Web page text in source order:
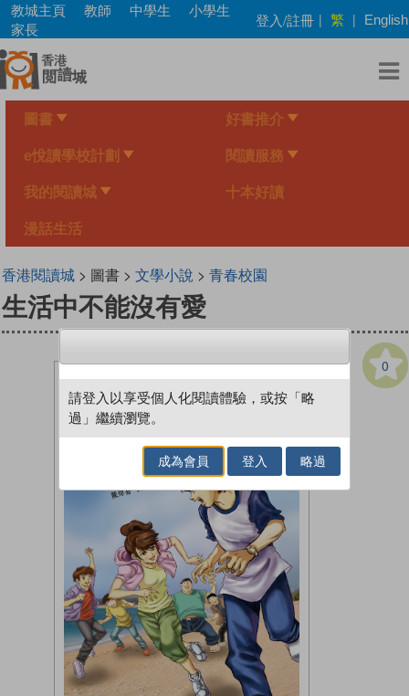
Skip
main
content
教城主頁 教師 中學生
小學生
家長
登入/註冊 | 繁 | English
圖書 好書推介
e悅讀學校計劃 閱讀服務
我的閱讀城 十本好讀
漫話生活
香港閱讀城> 圖書 > 文學小說 > 青春校園
生活中不能沒有愛
0
請登入以享受個人化閱讀體驗，或按「略
過」繼續瀏覽。
成為會員 登入 略過